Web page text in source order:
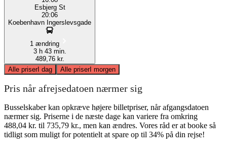
Esbjerg St
20:06
Koebenhavn Ingerslevsgade
1 ændring
3 h 43 min.
489,76 kr.
Alle priserI dag Alle priserI morgen
Pris når afrejsedatoen nærmer sig
Busselskaber kan opkræve højere billetpriser, når afgangsdatoen
nærmer sig. Priserne i de næste dage kan variere fra omkring
488,04 kr. til 735,79 kr., men kan ændres. Vores råd er at booke så
tidligt som muligt for potentielt at spare op til 34% på din rejse!